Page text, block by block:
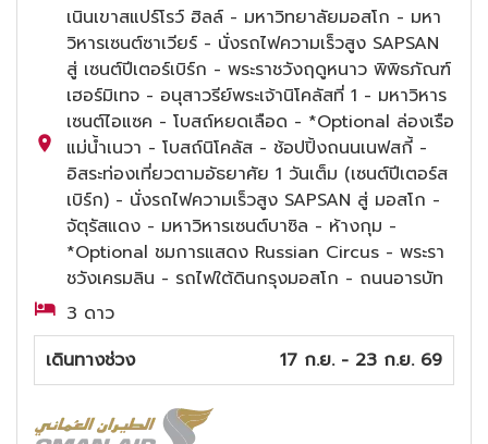
เนินเขาสแปร์โรว์ ฮิลล์ - มหาวิทยาลัยมอสโก - มหา
วิหารเซนต์ซาเวียร์ - นั่งรถไฟความเร็วสูง SAPSAN
สู่ เซนต์ปีเตอร์เบิร์ก - พระราชวังฤดูหนาว พิพิธภัณฑ์
เฮอร์มิเทจ - อนุสาวรีย์พระเจ้านิโคลัสที่ 1 - มหาวิหาร
เซนต์ไอแซค - โบสถ์หยดเลือด - *Optional ล่องเรือ
แม่น้ำเนวา - โบสถ์นิโคลัส - ช้อปปิ้งถนนเนฟสกี้ -
อิสระท่องเที่ยวตามอัธยาศัย 1 วันเต็ม (เซนต์ปีเตอร์ส
เบิร์ก) - นั่งรถไฟความเร็วสูง SAPSAN สู่ มอสโก -
จัตุรัสแดง - มหาวิหารเซนต์บาซิล - ห้างกุม -
*Optional ชมการแสดง Russian Circus - พระรา
ชวังเครมลิน - รถไฟใต้ดินกรุงมอสโก - ถนนอารบัท
3 ดาว
เดินทางช่วง
17 ก.ย. - 23 ก.ย. 69